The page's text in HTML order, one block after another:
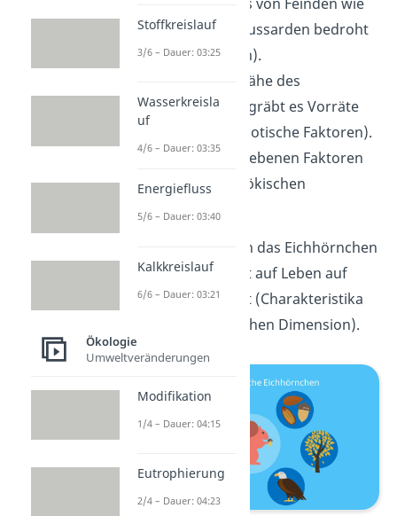
Gleichzeitig wird es von Feinden wie
Eulen und Mäusebussarden bedroht
(Biotische Faktoren).
Am Boden in der Nähe des
Baumstammes vergräbt es Vorräte
für den Winter (Abiotische Faktoren).
Die gerade beschriebenen Faktoren
kannst du alle zur ökischen
Dimension zählen.
Grundsätzlich kann das Eichhörnchen
gut klettern und ist auf Leben auf
Bäumen angepasst (Charakteristika
der Art = autozoischen Dimension).
Stoffkreislauf
3/6 – Dauer: 03:25
Wasserkreisla
uf
4/6 – Dauer: 03:35
Energiefluss
5/6 – Dauer: 03:40
Kalkkreislauf
6/6 – Dauer: 03:21
Ökologie
Umweltveränderungen
Modifikation
1/4 – Dauer: 04:15
Eutrophierung
2/4 – Dauer: 04:23